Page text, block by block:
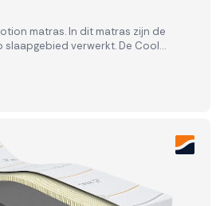
matras. In dit matras zijn de
verwerkt. De Cool
stevige pocketvering en